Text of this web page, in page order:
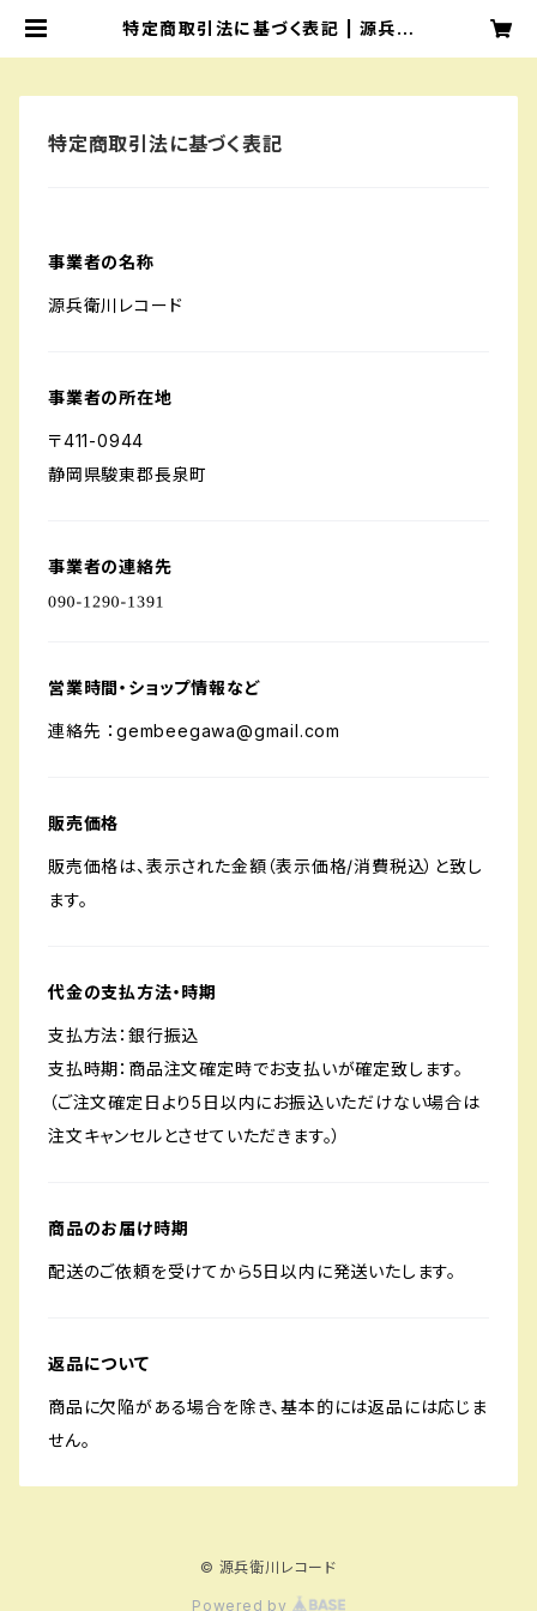
特定商取引法に基づく表記 | 源兵衛
特定商取引法に基づく表記
事業者の名称
源兵衛川レコード
事業者の所在地
〒411-0944
静岡県駿東郡長泉町
事業者の連絡先
営業時間・ショップ情報など
連絡先 ： gembeegawa@gmail.com
販売価格
販売価格は、表示された金額（表示価格/消費税込）と致し
ます。
代金の支払方法・時期
支払方法：銀行振込
支払時期：商品注文確定時でお支払いが確定致します。
（ご注文確定日より5日以内にお振込いただけない場合は
注文キャンセルとさせていただきます。）
商品のお届け時期
配送のご依頼を受けてから5日以内に発送いたします。
返品について
商品に欠陥がある場合を除き、基本的には返品には応じま
せん。
© 源兵衛川レコード
Powered by